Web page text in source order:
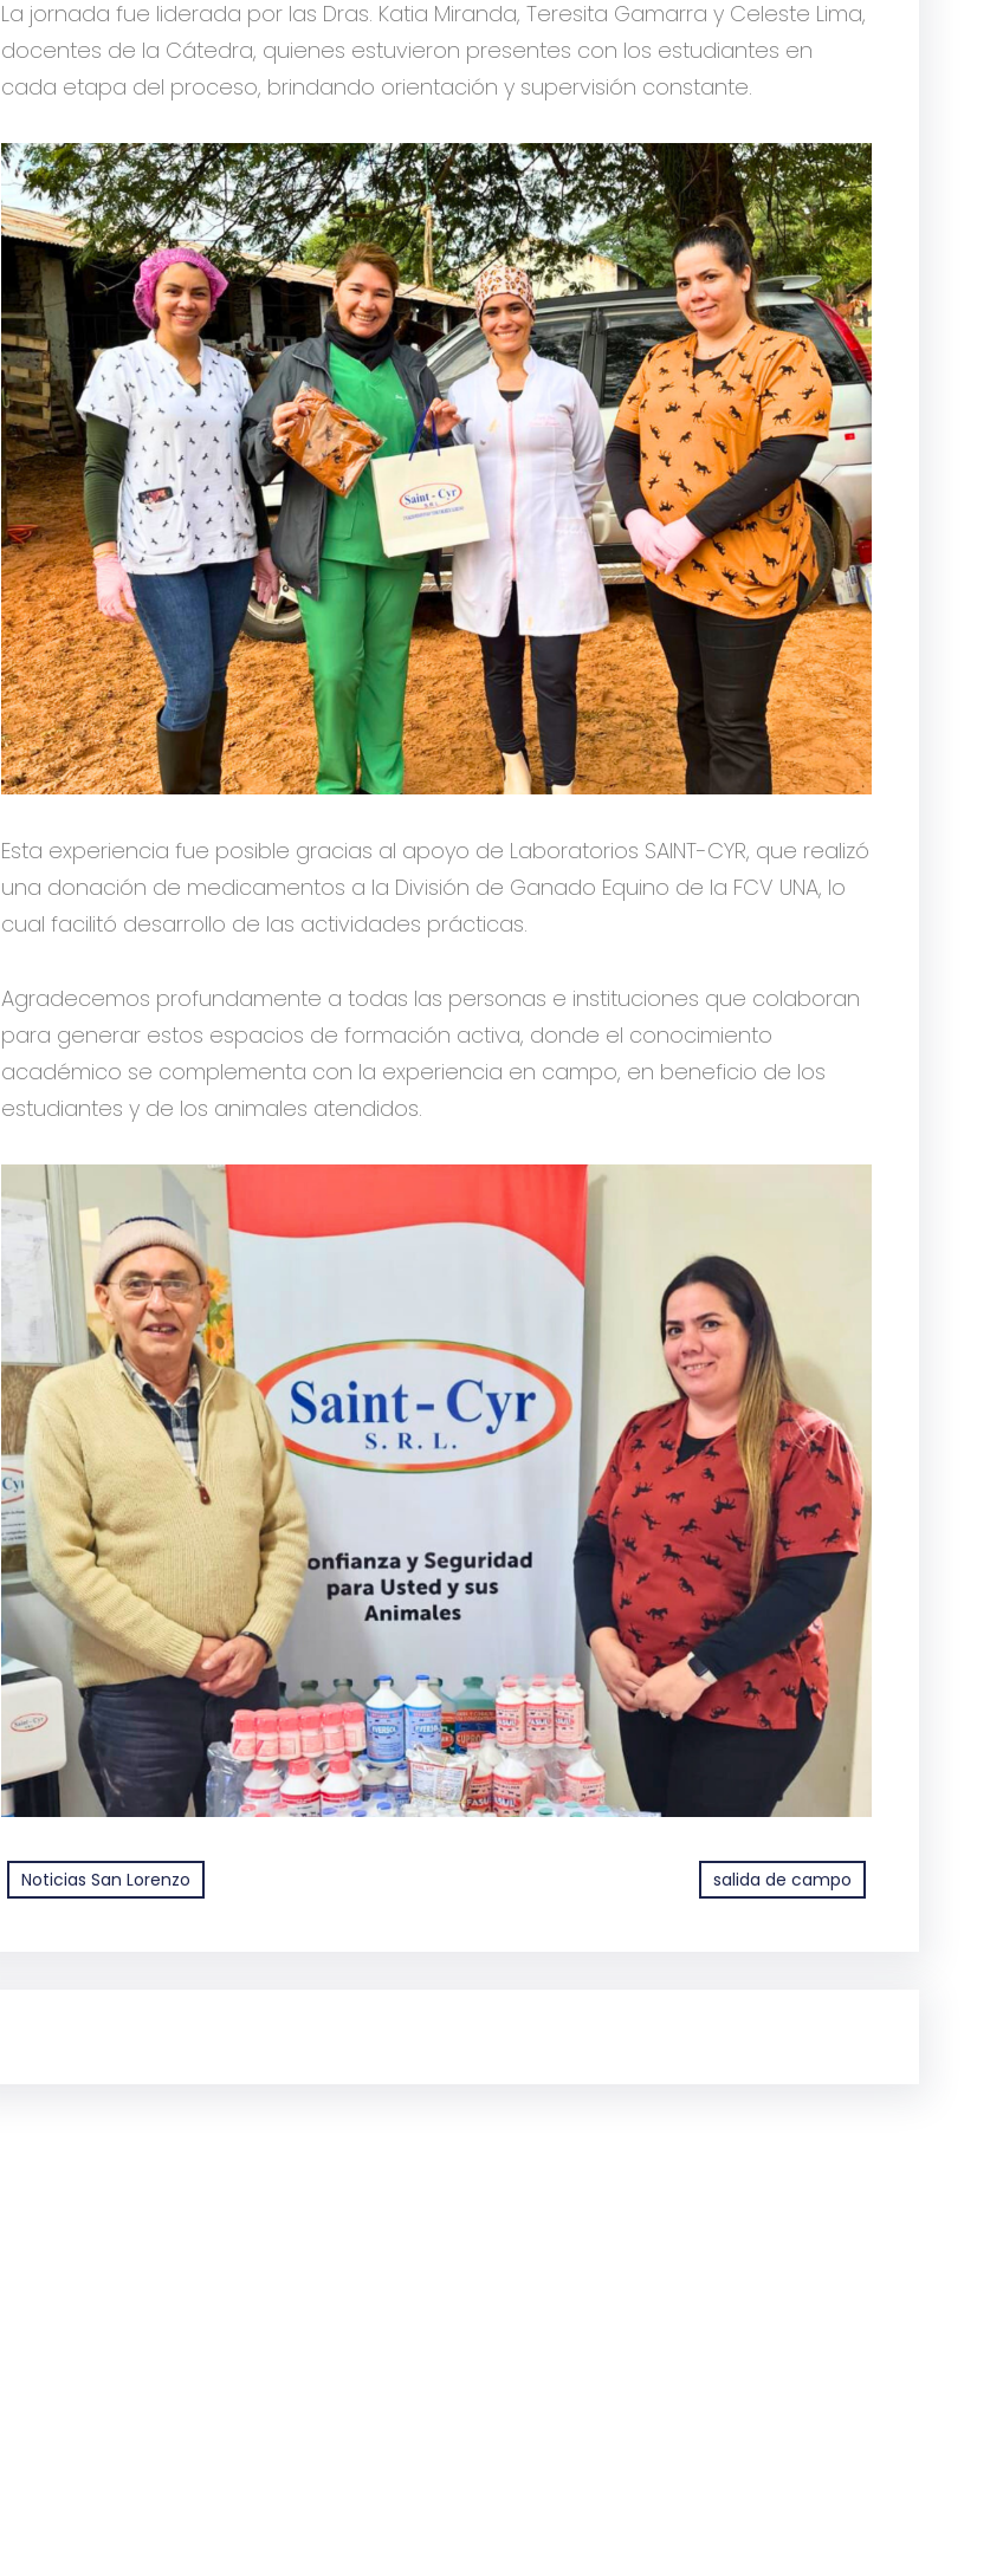
La jornada fue liderada por las Dras. Katia Miranda, Teresita Gamarra y Celeste Lima,
docentes de la Cátedra, quienes estuvieron presentes con los estudiantes en
cada etapa del proceso, brindando orientación y supervisión constante.
Esta experiencia fue posible gracias al apoyo de Laboratorios SAINT-CYR, que realizó
una donación de medicamentos a la División de Ganado Equino de la FCV UNA, lo
cual facilitó desarrollo de las actividades prácticas.
Agradecemos profundamente a todas las personas e instituciones que colaboran
para generar estos espacios de formación activa, donde el conocimiento
académico se complementa con la experiencia en campo, en beneficio de los
estudiantes y de los animales atendidos.
Noticias San Lorenzo salida de campo